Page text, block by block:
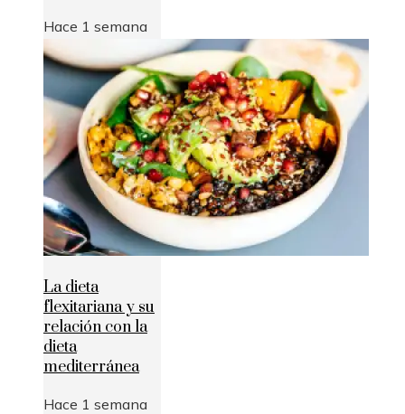
Hace 1 semana
La dieta
flexitariana y su
relación con la
dieta
mediterránea
Hace 1 semana